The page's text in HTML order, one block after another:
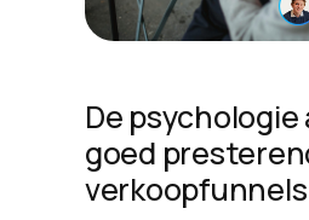
De
goed
verkoopfunnels